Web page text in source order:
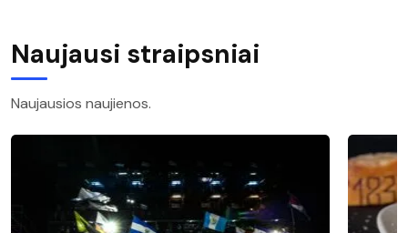
Naujausi straipsniai
Naujausios naujienos.